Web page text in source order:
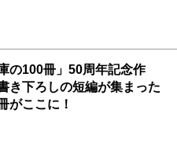
の100冊」50周年記念作
下ろしの短編が集まった
がここに！